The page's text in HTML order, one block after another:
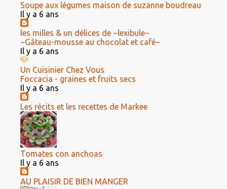
Soupe aux légumes maison de suzanne boudreau
Il y a 6 ans
les milles & un délices de ~lexibule~
~Gâteau-mousse au chocolat et café~
Il y a 6 ans
Un Cuisinier Chez Vous
Foccacia - graines et fruits secs
Il y a 6 ans
Les récits et les recettes de Markee
Tomates con anchoas
Il y a 6 ans
AU PLAISIR DE BIEN MANGER